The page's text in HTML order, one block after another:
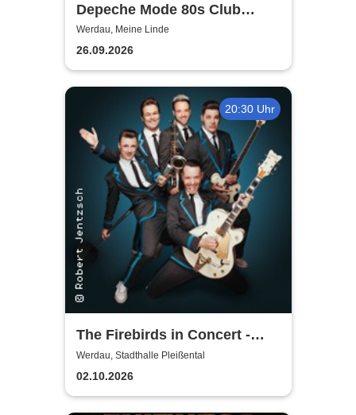
Depeche Mode 80s Club
Night in Werdau
Werdau, Meine Linde
26.09.2026
20:30 Uhr
The Firebirds in Concert -
R'n'R Show live
Werdau, Stadthalle Pleißental
02.10.2026